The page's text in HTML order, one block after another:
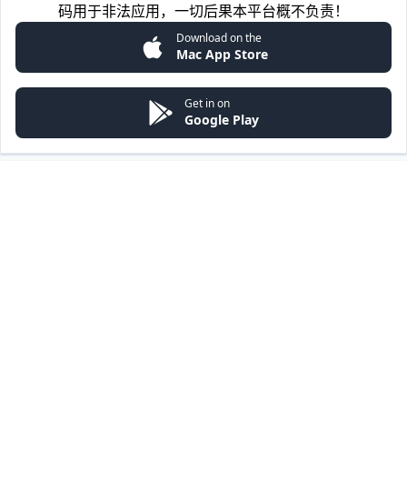
码用于非法应用，一切后果本平台概不负责！
Download on the
Mac App Store
Get in on
Google Play